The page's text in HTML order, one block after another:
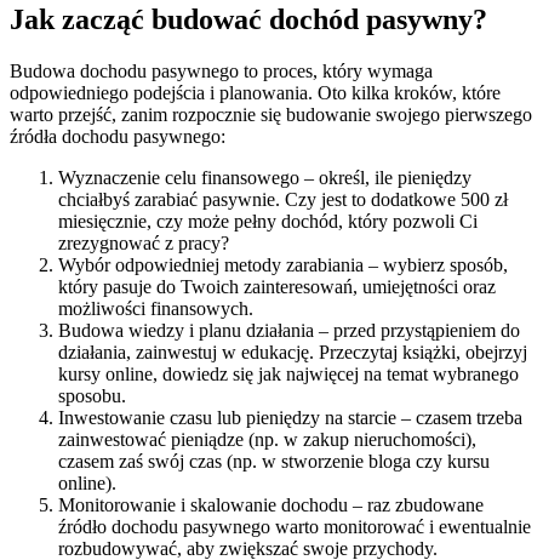
Jak zacząć budować dochód pasywny?
Budowa dochodu pasywnego to proces, który wymaga
odpowiedniego podejścia i planowania. Oto kilka kroków, które
warto przejść, zanim rozpocznie się budowanie swojego pierwszego
źródła dochodu pasywnego:
Wyznaczenie celu finansowego – określ, ile pieniędzy
chciałbyś zarabiać pasywnie. Czy jest to dodatkowe 500 zł
miesięcznie, czy może pełny dochód, który pozwoli Ci
zrezygnować z pracy?
Wybór odpowiedniej metody zarabiania – wybierz sposób,
który pasuje do Twoich zainteresowań, umiejętności oraz
możliwości finansowych.
Budowa wiedzy i planu działania – przed przystąpieniem do
działania, zainwestuj w edukację. Przeczytaj książki, obejrzyj
kursy online, dowiedz się jak najwięcej na temat wybranego
sposobu.
Inwestowanie czasu lub pieniędzy na starcie – czasem trzeba
zainwestować pieniądze (np. w zakup nieruchomości),
czasem zaś swój czas (np. w stworzenie bloga czy kursu
online).
Monitorowanie i skalowanie dochodu – raz zbudowane
źródło dochodu pasywnego warto monitorować i ewentualnie
rozbudowywać, aby zwiększać swoje przychody.